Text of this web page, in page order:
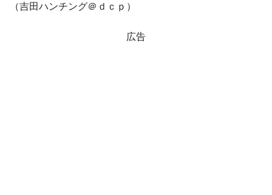
Fact1
日本人マスターズ挑戦の歴史。松山以前に最高位
（吉田ハンチング＠ｄｃｐ）
広告